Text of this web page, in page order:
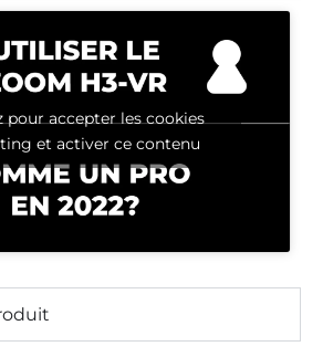
pour accepter les cookies
et activer ce contenu